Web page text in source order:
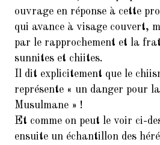
ouvrage en réponse à cette
qui avance à visage couvert,
par le rapprochement et la
sunnites et chiites.
Il dit explicitement que le
représente « un danger pour
Musulmane » !
Et comme on peut le voir ci-
ensuite un échantillon des